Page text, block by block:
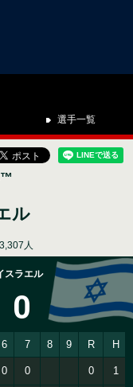
選手一覧
ル
人
スラエル
0
6 7 8 9 R H
0 0 0 1